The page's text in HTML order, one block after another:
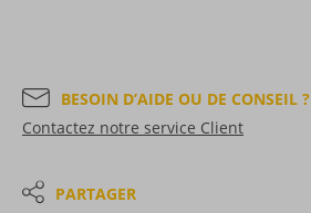
BESOIN D’AIDE OU DE CONSEIL ?
Contactez notre service Client
PARTAGER